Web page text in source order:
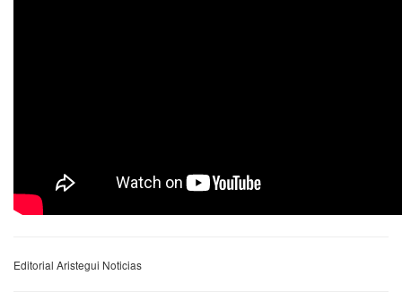
Editorial Aristegui Noticias